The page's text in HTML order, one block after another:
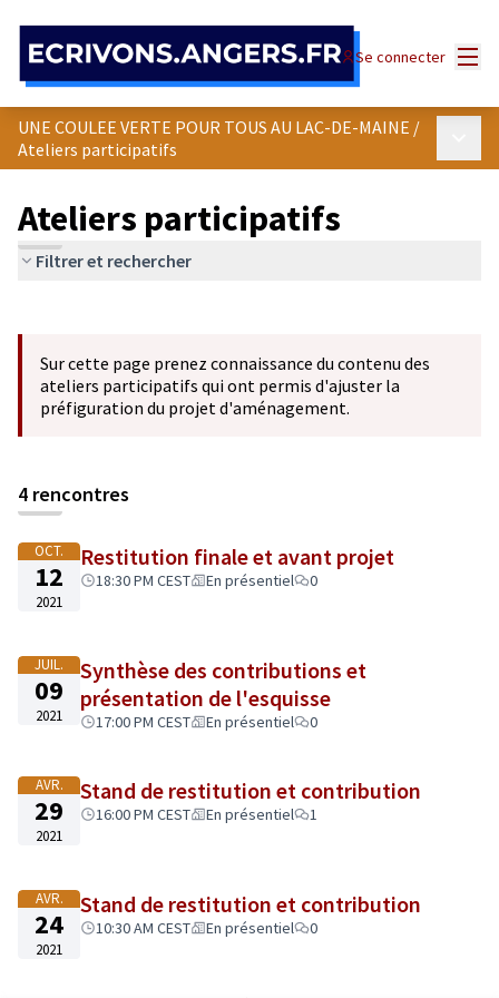
Se connecter
UNE COULEE VERTE POUR TOUS AU LAC-DE-MAINE /
Ateliers participatifs
Ateliers participatifs
Filtrer et rechercher
−
Sur cette page prenez connaissance du contenu des
ateliers participatifs qui ont permis d'ajuster la
préfiguration du projet d'aménagement.
4 rencontres
OCT.
12
2021
Restitution finale et avant projet
18:30 PM CEST En présentiel 0
JUIL.
09
2021
Synthèse des contributions et
présentation de l'esquisse
17:00 PM CEST En présentiel 0
AVR.
29
2021
Stand de restitution et contribution
16:00 PM CEST En présentiel 1
AVR.
24
2021
Stand de restitution et contribution
10:30 AM CEST En présentiel 0